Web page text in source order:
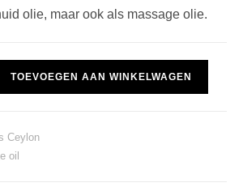
olie, maar ook als massage olie.
TOEVOEGEN AAN WINKELWAGEN
Ceylon
oil